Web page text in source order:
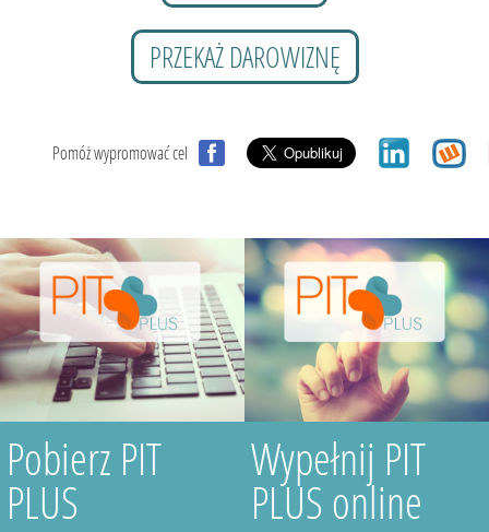
PRZEKAŻ DAROWIZNĘ
Pomóż wypromować cel
Pobierz PIT
PLUS
Wypełnij PIT
PLUS online